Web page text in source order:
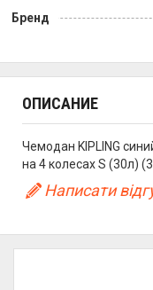
Бренд
ОПИСАНИЕ
Чемодан KIPLING
на 4 колесах S (30л)
Написати